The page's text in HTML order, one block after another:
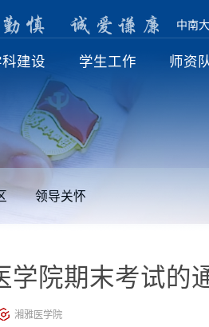
勤 慎 诚 爱 谦 廉 中南
科建设 学生工作 师资
领导关怀
院期末考试的
湘雅医学院